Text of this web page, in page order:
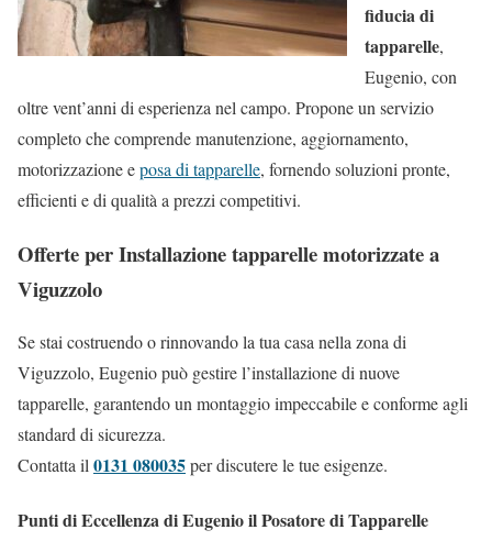
fiducia di
tapparelle,
Eugenio, con
oltre vent’anni di esperienza nel campo. Propone un servizio
completo che comprende manutenzione, aggiornamento,
motorizzazione eposa di tapparelle, fornendo soluzioni pronte,
efficienti e di qualità a prezzi competitivi.
Offerte per Installazione tapparelle motorizzate a
Viguzzolo
Se stai costruendo o rinnovando la tua casa nella zona di
Viguzzolo, Eugenio può gestire l’installazione di nuove
tapparelle, garantendo un montaggio impeccabile e conforme agli
standard di sicurezza.
Contatta il0131 080035per discutere le tue esigenze.
Punti di Eccellenza di Eugenio il Posatore di Tapparelle